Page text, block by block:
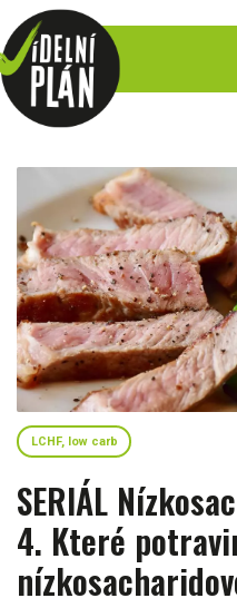
LCHF, low carb
SERIÁL
4. Které